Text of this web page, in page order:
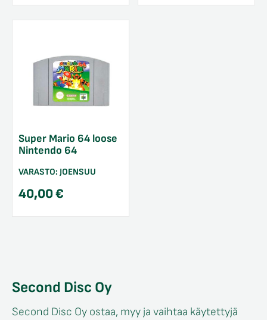
Super Mario 64 loose
Nintendo 64
VARASTO: JOENSUU
40,00€
Second Disc Oy
Second Disc Oy ostaa, myy ja vaihtaa käytettyjä